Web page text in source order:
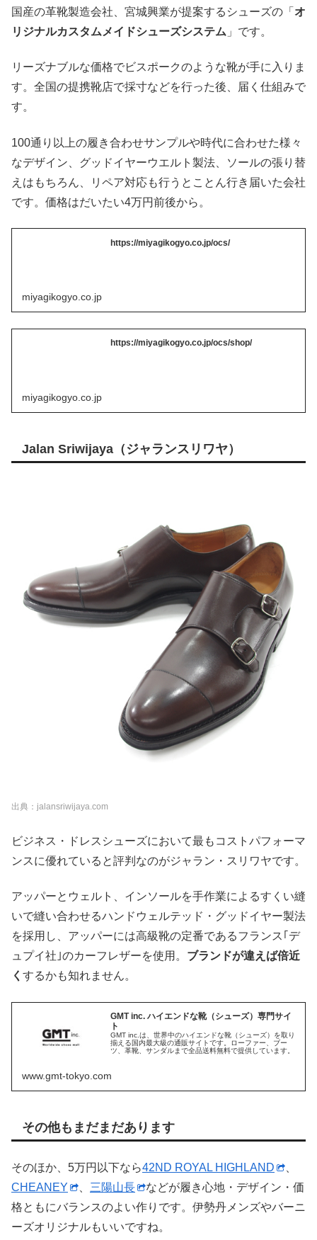
国産の革靴製造会社、宮城興業が提案するシューズの「 オ
リジナルカスタムメイドシューズシステム 」です。
リーズナブルな価格でビスポークのような靴が手に入りま
す。全国の提携靴店で採寸などを行った後、届く仕組みで
す。
100通り以上の履き合わせサンプルや時代に合わせた様々
なデザイン、グッドイヤーウエルト製法、ソールの張り替
えはもちろん、リペア対応も行うとことん行き届いた会社
です。価格はだいたい4万円前後から。
https://miyagikogyo.co.jp/ocs/
miyagikogyo.co.jp
https://miyagikogyo.co.jp/ocs/shop/
miyagikogyo.co.jp
Jalan Sriwijaya（ジャランスリワヤ）
出典：jalansriwijaya.com
ビジネス・ドレスシューズにおいて最もコストパフォーマ
ンスに優れていると評判なのがジャラン・スリワヤです。
アッパーとウェルト、インソールを手作業によるすくい縫
いで縫い合わせるハンドウェルテッド・グッドイヤー製法
を採用し、アッパーには高級靴の定番であるフランス｢デ
ュプイ社｣のカーフレザーを使用。 ブランドが違えば倍近
く するかも知れません。
GMT inc. ハイエンドな靴（シューズ）専門サイ
ト
GMT inc.は、世界中のハイエンドな靴（シューズ）を取り
揃える国内最大級の通販サイトです。ローファー、ブー
ツ、革靴、サンダルまで全品送料無料で提供しています。
www.gmt-tokyo.com
その他もまだまだあります
そのほか、5万円以下なら42ND ROYAL HIGHLAND
CHEANEY
三陽山長
などが履き心地・デザイン・価
格ともにバランスのよい作りです。伊勢丹メンズやバーニ
ーズオリジナルもいいですね。